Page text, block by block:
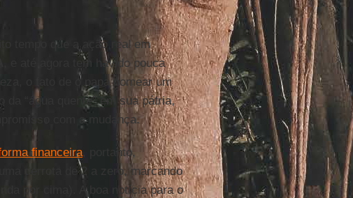
tempo que a ação real em
, e até agora tem havido pouca
o fato de o papa nomear um
da “água quente” em sua pátria,
com a mudança.
financeira, portanto,
derrota de 2 a zero, marcando
por cima). A boa notícia para o